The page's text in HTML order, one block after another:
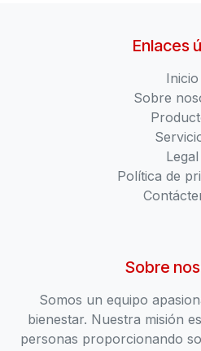
Enlaces
Inicio
Sobre
Legal
Política de
Sobre
Somos un equipo
bienestar. Nuestra misión
personas proporcionando